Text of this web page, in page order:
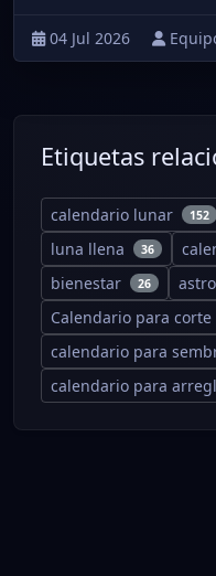
04 Jul 2026
Etiquetas
calendario lunar 152
luna llena 36
bienestar 26
Calendario para
calendario para
calendario para